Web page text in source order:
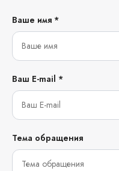
Ваше имя *
Ваш E-mail *
Тема обращения